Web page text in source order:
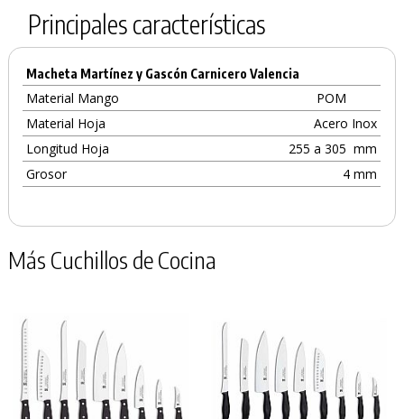
Principales características
Macheta Martínez y Gascón Carnicero Valencia
Material Mango
POM
Material Hoja
Acero Inox
Longitud Hoja
255 a 305 mm
Grosor
4 mm
Más Cuchillos de Cocina